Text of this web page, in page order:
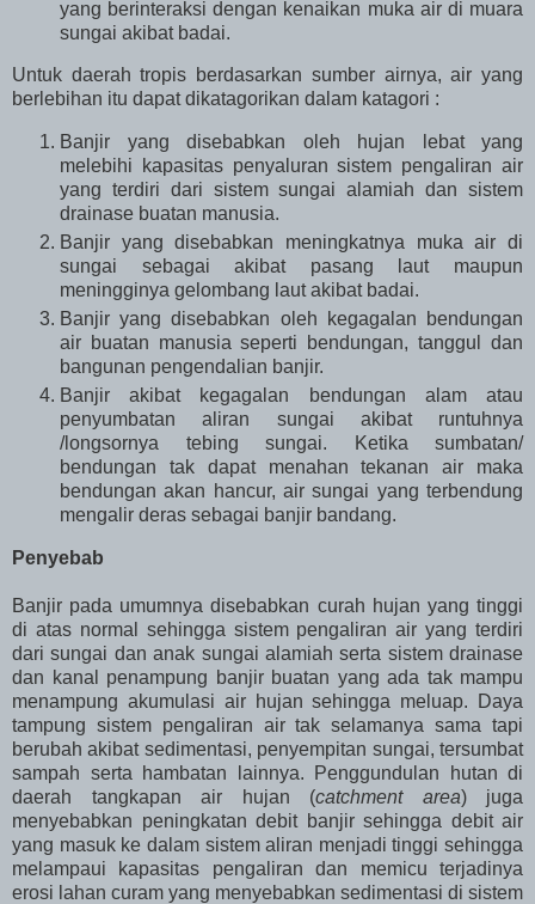
yang berinteraksi dengan kenaikan muka air di muara
sungai akibat badai.
Untuk daerah tropis berdasarkan sumber airnya, air yang
berlebihan itu dapat dikatagorikan dalam katagori :
Banjir yang disebabkan oleh hujan lebat yang
melebihi kapasitas penyaluran sistem pengaliran air
yang terdiri dari sistem sungai alamiah dan sistem
drainase buatan manusia.
Banjir yang disebabkan meningkatnya muka air di
sungai sebagai akibat pasang laut maupun
meningginya gelombang laut akibat badai.
Banjir yang disebabkan oleh kegagalan bendungan
air buatan manusia seperti bendungan, tanggul dan
bangunan pengendalian banjir.
Banjir akibat kegagalan bendungan alam atau
penyumbatan aliran sungai akibat runtuhnya
/longsornya tebing sungai. Ketika sumbatan/
bendungan tak dapat menahan tekanan air maka
bendungan akan hancur, air sungai yang terbendung
mengalir deras sebagai banjir bandang.
Penyebab
Banjir pada umumnya disebabkan curah hujan yang tinggi
di atas normal sehingga sistem pengaliran air yang terdiri
dari sungai dan anak sungai alamiah serta sistem drainase
dan kanal penampung banjir buatan yang ada tak mampu
menampung akumulasi air hujan sehingga meluap. Daya
tampung sistem pengaliran air tak selamanya sama tapi
berubah akibat sedimentasi, penyempitan sungai, tersumbat
sampah serta hambatan lainnya. Penggundulan hutan di
daerah tangkapan air hujan (catchment area) juga
menyebabkan peningkatan debit banjir sehingga debit air
yang masuk ke dalam sistem aliran menjadi tinggi sehingga
melampaui kapasitas pengaliran dan memicu terjadinya
erosi lahan curam yang menyebabkan sedimentasi di sistem